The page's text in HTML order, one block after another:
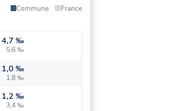
Commune
France
4,7 ‰
5,6 ‰
1,0 ‰
1,8 ‰
1,2 ‰
3,4 ‰